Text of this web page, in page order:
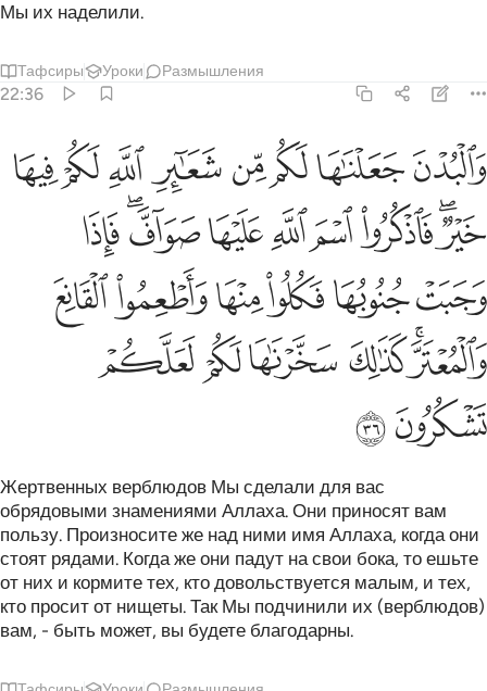
Мы их наделили.
Тафсиры Уроки Размышления
22:36
والبدن جعلناها لكم من شعاير الله لكم فيها خير فاذكروا اسم الله
وَٱلْبُدْنَ جَعَلْنَـٰهَا لَكُم مِّن شَعَـٰٓئِرِ ٱللَّهِ لَكُمْ فِيهَا خَيْرٌۭ ۖ فَٱذْكُرُوا۟ ٱسْمَ ٱللَّهِ
ﲖﲗﲘﲙﲚﲛﲜﲝ
ﲞﲟﲠﲡﲢﲣﲤﲥﲦ
ﲧﲨﲩﲪﲫﲬ
ﲭﲮﲯﲰﲱ ﲲ
ﲳﲴ
Жертвенных верблюдов Мы сделали для вас
обрядовыми знамениями Аллаха. Они приносят вам
пользу. Произносите же над ними имя Аллаха, когда они
стоят рядами. Когда же они падут на свои бока, то ешьте
от них и кормите тех, кто довольствуется малым, и тех,
кто просит от нищеты. Так Мы подчинили их (верблюдов)
вам, - быть может, вы будете благодарны.